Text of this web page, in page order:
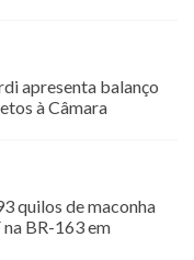
apresenta balanço
à Câmara
quilos de maconha
BR-163 em